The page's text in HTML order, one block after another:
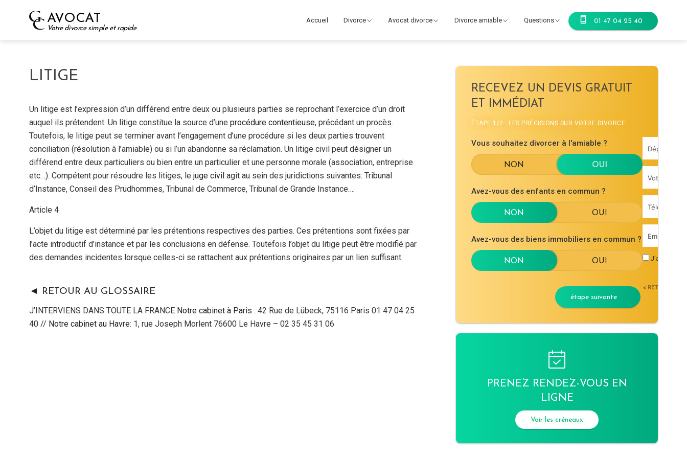
AVOCAT
Votre divorce simple et rapide
Accueil Divorce Avocat divorce Divorce amiable Questions 01 47 04 25 40
LITIGE
Un litige est l’expression d’un différend entre deux ou plusieurs parties se reprochant l’exercice d’un droit
auquel ils prétendent. Un litige constitue la source d’une procédure contentieuse, précédant un procès.
Toutefois, le litige peut se terminer avant l’engagement d’une procédure si les deux parties trouvent
conciliation (résolution à l’amiable) ou si l’un abandonne sa réclamation. Un litige civil peut désigner un
différend entre deux particuliers ou bien entre un particulier et une personne morale (association, entreprise
etc…). Compétent pour résoudre les litiges, le juge civil agit au sein des juridictions suivantes: Tribunal
d’Instance, Conseil des Prudhommes, Tribunal de Commerce, Tribunal de Grande Instance….
Article 4
L’objet du litige est déterminé par les prétentions respectives des parties. Ces prétentions sont fixées par
l’acte introductif d’instance et par les conclusions en défense. Toutefois l’objet du litige peut être modifié par
des demandes incidentes lorsque celles-ci se rattachent aux prétentions originaires par un lien suffisant.
◄ RETOUR AU GLOSSAIRE
J’INTERVIENS DANS TOUTE LA FRANCE Notre cabinet à Paris : 42 Rue de Lübeck, 75116 Paris 01 47 04 25
40 // Notre cabinet au Havre: 1, rue Joseph Morlent 76600 Le Havre – 02 35 45 31 06
RECEVEZ UN DEVIS GRATUIT
ET IMMÉDIAT
ÉTAPE 1/2 : LES PRÉCISIONS SUR VOTRE DIVORCE
Vous souhaitez divorcer à l'amiable ?
Avez-vous des enfants en commun ?
Avez-vous des biens immobiliers en commun ?
étape suivante
J'accepte
< RETOUR
PRENEZ RENDEZ-VOUS EN
LIGNE
Voir les créneaux